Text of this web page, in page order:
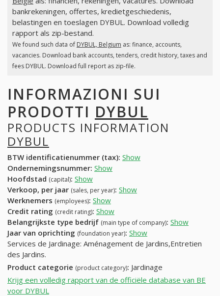
bankrekeningen, offertes, kredietgeschiedenis,
belastingen en toeslagen DYBUL. Download volledig
rapport als zip-bestand.
We found such data of DYBUL, Belgium as: finance, accounts,
vacancies. Download bank accounts, tenders, credit history, taxes and
fees DYBUL. Download full report as zip-file.
INFORMAZIONI SUI
PRODOTTI DYBUL
PRODUCTS INFORMATION
DYBUL
BTW identificatienummer (tax): Show
Ondernemingsnummer: Show
Hoofdstad (capital): Show
Verkoop, per jaar (sales, per year): Show
Werknemers (employees): Show
Credit rating (credit rating): Show
Belangrijkste type bedrijf (main type of company): Show
Jaar van oprichting (foundation year): Show
Services de Jardinage: Aménagement de Jardins,Entretien
des Jardins.
Product categorie (product category): Jardinage
Krijg een volledig rapport van de officiële database van BE
voor DYBUL